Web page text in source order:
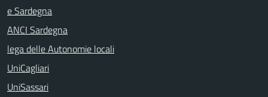
e Sardegna
ANCI Sardegna
lega delle Autonomie locali
UniCagliari
UniSassari